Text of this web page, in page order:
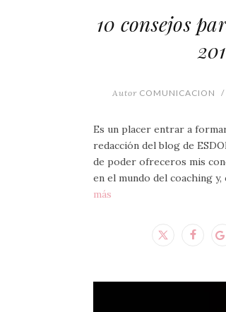
10 consejos
Autor COMUNICACION /
Es un placer entrar a
redacción del blog de
de poder ofreceros mis
en el mundo del coaching
más